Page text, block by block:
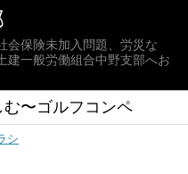
会保険未加入問題、労災な
建一般労働組合中野支部へお
〜ゴルフコンペ
シ